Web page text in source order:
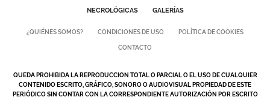
SALUD
NECROLÓGICAS
NECROLÓGICAS
GALERÍAS
¿QUIÉNES SOMOS? CONDICIONES DE USO POLÍTICA DE COOKIES
CONTACTO
QUEDA PROHIBIDA LA REPRODUCCION TOTAL O PARCIAL O EL USO DE CUALQUIER
CONTENIDO ESCRITO, GRÁFICO, SONORO O AUDIOVISUAL PROPIEDAD DE ESTE
PERIÓDICO SIN CONTAR CON LA CORRESPONDIENTE AUTORIZACIÓN POR ESCRITO